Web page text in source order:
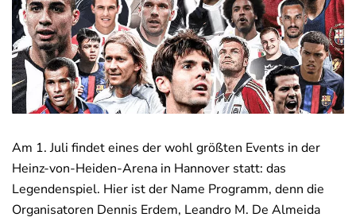
Deals News
Am 1. Juli findet eines der wohl größten Events in der
Heinz-von-Heiden-Arena in Hannover statt: das
Legendenspiel. Hier ist der Name Programm, denn die
Organisatoren Dennis Erdem, Leandro M. De Almeida